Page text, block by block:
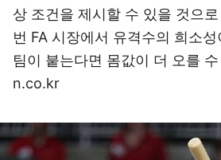
상 조건을 제시할 수 있을 것으
번 FA 시장에서 유격수의 희소
팀이 붙는다면 몸값이 더 오를
n.co.kr